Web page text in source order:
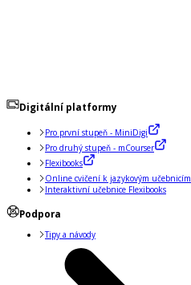
Digitální platformy
Pro první stupeň - MiniDigi
Pro druhý stupeň - mCourser
Flexibooks
Online cvičení k jazykovým učebnicím
Interaktivní učebnice Flexibooks
Podpora
Tipy a návody